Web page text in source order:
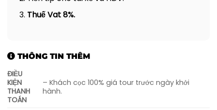
trắng Trái cây tra da.
chất Nam Bộ do người nông dân ở đây
trình diễn. Bạn có thể bắt võng nằm để
Thuế Vat 8%.
THÔNG TIN THÊM
ĐIỀU
KIỆN
THANH
TOÁN
– Khách cọc 100% giá tour trước ngày khởi
hành.